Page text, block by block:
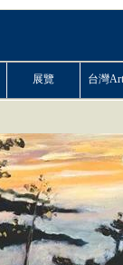
展覽 台灣